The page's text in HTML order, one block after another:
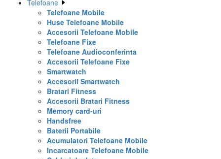
Telefoane
Telefoane Mobile
Huse Telefoane Mobile
Accesorii Telefoane Mobile
Telefoane Fixe
Telefoane Audioconferinta
Accesorii Telefoane Fixe
Smartwatch
Accesorii Smartwatch
Bratari Fitness
Accesorii Bratari Fitness
Memory card-uri
Handsfree
Baterii Portabile
Acumulatori Telefoane Mobile
Incarcatoare Telefoane Mobile